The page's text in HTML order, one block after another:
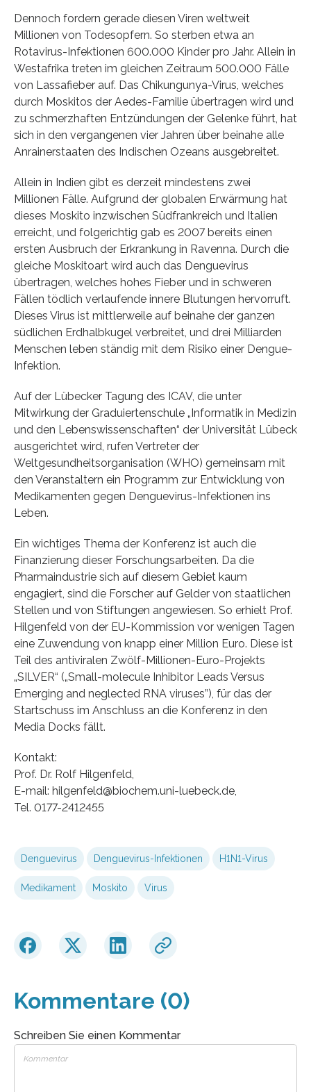
Dennoch fordern gerade diesen Viren weltweit
Millionen von Todesopfern. So sterben etwa an
Rotavirus-Infektionen 600.000 Kinder pro Jahr. Allein in
Westafrika treten im gleichen Zeitraum 500.000 Fälle
von Lassafieber auf. Das Chikungunya-Virus, welches
durch Moskitos der Aedes-Familie übertragen wird und
zu schmerzhaften Entzündungen der Gelenke führt, hat
sich in den vergangenen vier Jahren über beinahe alle
Anrainerstaaten des Indischen Ozeans ausgebreitet.
Allein in Indien gibt es derzeit mindestens zwei
Millionen Fälle. Aufgrund der globalen Erwärmung hat
dieses Moskito inzwischen Südfrankreich und Italien
erreicht, und folgerichtig gab es 2007 bereits einen
ersten Ausbruch der Erkrankung in Ravenna. Durch die
gleiche Moskitoart wird auch das Denguevirus
übertragen, welches hohes Fieber und in schweren
Fällen tödlich verlaufende innere Blutungen hervorruft.
Dieses Virus ist mittlerweile auf beinahe der ganzen
südlichen Erdhalbkugel verbreitet, und drei Milliarden
Menschen leben ständig mit dem Risiko einer Dengue-
Infektion.
Auf der Lübecker Tagung des ICAV, die unter
Mitwirkung der Graduiertenschule „Informatik in Medizin
und den Lebenswissenschaften“ der Universität Lübeck
ausgerichtet wird, rufen Vertreter der
Weltgesundheitsorganisation (WHO) gemeinsam mit
den Veranstaltern ein Programm zur Entwicklung von
Medikamenten gegen Denguevirus-Infektionen ins
Leben.
Ein wichtiges Thema der Konferenz ist auch die
Finanzierung dieser Forschungsarbeiten. Da die
Pharmaindustrie sich auf diesem Gebiet kaum
engagiert, sind die Forscher auf Gelder von staatlichen
Stellen und von Stiftungen angewiesen. So erhielt Prof.
Hilgenfeld von der EU-Kommission vor wenigen Tagen
eine Zuwendung von knapp einer Million Euro. Diese ist
Teil des antiviralen Zwölf-Millionen-Euro-Projekts
„SILVER“ („Small-molecule Inhibitor Leads Versus
Emerging and neglected RNA viruses”), für das der
Startschuss im Anschluss an die Konferenz in den
Media Docks fällt.
Kontakt:
Prof. Dr. Rolf Hilgenfeld,
E-mail: hilgenfeld@biochem.uni-luebeck.de,
Tel. 0177-2412455
Denguevirus Denguevirus-Infektionen H1N1-Virus
Medikament Moskito Virus
Kommentare (0)
Schreiben Sie einen Kommentar